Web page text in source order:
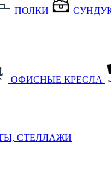
ПОЛКИ
ОФИСНЫЕ КРЕСЛА
СТЕЛЛАЖИ